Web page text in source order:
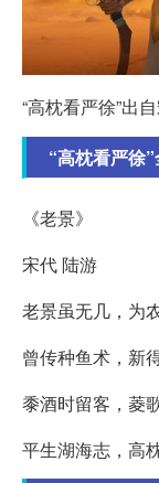
“高枕看严徐”出
“高枕看严徐
《老景》
宋代 陆游
老景虽无几，为
曾传种鱼术，新
黍酒时留客，菱
平生湖海志，高